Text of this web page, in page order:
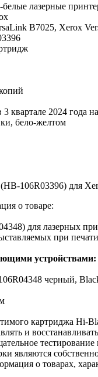
белые лазерные
B7025, Xerox
квартале 2024 года
бело-желтом
106R03396) для
о товаре:
для лазерных
при
устройствами:
черный,
картриджа Hi-
и
являются
о товарах,